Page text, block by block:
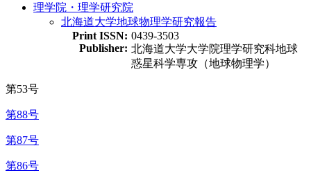
理学院・理学研究院
北海道大学地球物理学研究報告
Print ISSN: 0439-3503
Publisher: 北海道大学大学院理学研究科地球
惑星科学専攻（地球物理学）
第53号
第88号
第87号
第86号